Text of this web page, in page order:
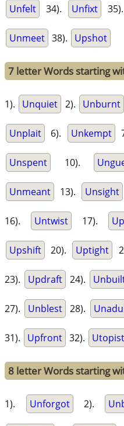
Unfelt 34). Unfixt 35).
Unmeet 38). Upshot
7 letter Words starting
1). Unquiet 2). Unburnt
Unplait 6). Unkempt
Unspent 10).
Unmeant 13). Unsight
16). Untwist 17).
Upshift 20). Uptight
23). Updraft 24).
27). Unblest 28).
31). Upfront 32). Utopist
8 letter Words starting
1). Unforgot 2).